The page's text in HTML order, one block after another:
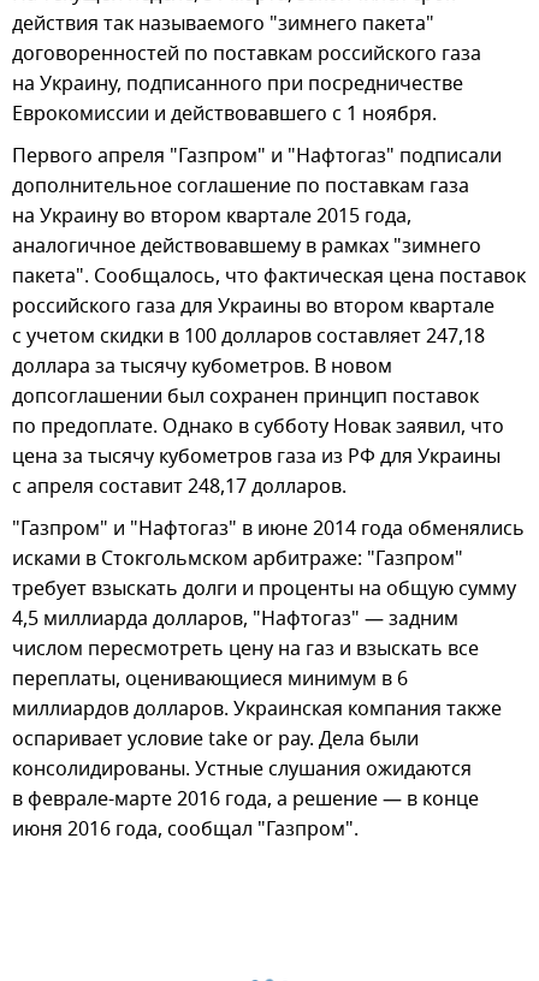
действия так называемого "зимнего пакета"
договоренностей по поставкам российского газа
на Украину, подписанного при посредничестве
Еврокомиссии и действовавшего с 1 ноября.
Первого апреля "Газпром" и "Нафтогаз" подписали
дополнительное соглашение по поставкам газа
на Украину во втором квартале 2015 года,
аналогичное действовавшему в рамках "зимнего
пакета". Сообщалось, что фактическая цена поставок
российского газа для Украины во втором квартале
с учетом скидки в 100 долларов составляет 247,18
доллара за тысячу кубометров. В новом
допсоглашении был сохранен принцип поставок
по предоплате. Однако в субботу Новак заявил, что
цена за тысячу кубометров газа из РФ для Украины
с апреля составит 248,17 долларов.
"Газпром" и "Нафтогаз" в июне 2014 года обменялись
исками в Стокгольмском арбитраже: "Газпром"
требует взыскать долги и проценты на общую сумму
4,5 миллиарда долларов, "Нафтогаз" — задним
числом пересмотреть цену на газ и взыскать все
переплаты, оценивающиеся минимум в 6
миллиардов долларов. Украинская компания также
оспаривает условие take or pay. Дела были
консолидированы. Устные слушания ожидаются
в феврале-марте 2016 года, а решение — в конце
июня 2016 года, сообщал "Газпром".